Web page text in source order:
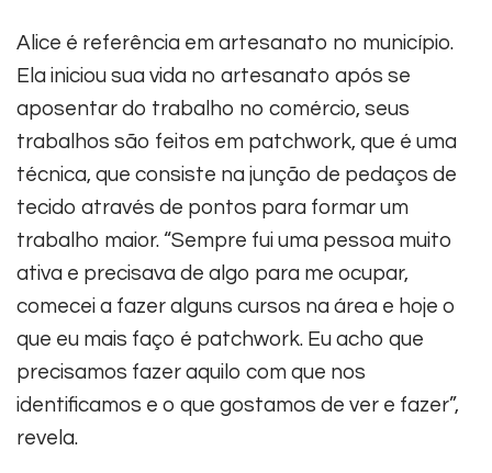
Alice é referência em artesanato no município.
Ela iniciou sua vida no artesanato após se
aposentar do trabalho no comércio, seus
trabalhos são feitos em patchwork, que é uma
técnica, que consiste na junção de pedaços de
tecido através de pontos para formar um
trabalho maior. “Sempre fui uma pessoa muito
ativa e precisava de algo para me ocupar,
comecei a fazer alguns cursos na área e hoje o
que eu mais faço é patchwork. Eu acho que
precisamos fazer aquilo com que nos
identificamos e o que gostamos de ver e fazer”,
revela.